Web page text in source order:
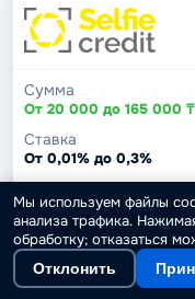
Сумма
От 20 000 до 165 000 ₸
Ставка
От 0,01% до 0,3%
Добавить в
сравнение
Мы используем файлы
анализа трафика.
обработку; отказаться
Отклонить